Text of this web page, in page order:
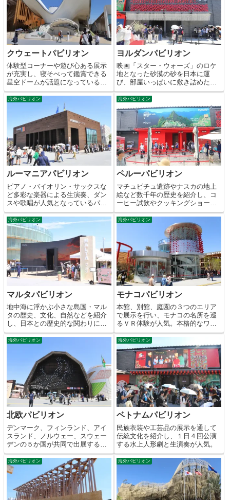
クウェートパビリオン
体験型コーナーや遊び心ある展示
が充実し、寝そべって鑑賞できる
星空ドームが話題になっている人
気パビリオン。
ヨルダンパビリオン
映画「スター・ウォーズ」のロケ
地となった砂漠の砂を日本に運
び、部屋いっぱいに敷き詰めた大
人気パビリオン。
海外パビリオン
ルーマニアパビリオン
ピアノ・バイオリン・サックスな
ど多彩な楽器による生演奏、ダン
スや歌唱が人気となっているパビ
リオン。
海外パビリオン
ペルーパビリオン
マチュピチュ遺跡やナスカの地上
絵など数千年の歴史を紹介し、コ
ーヒー試飲やクッキングショーも
人気。
海外パビリオン
マルタパビリオン
地中海に浮かぶ小さな島国・マル
タの歴史、文化、自然などを紹介
し、日本との歴史的な関わりにつ
いて解説。
海外パビリオン
モナコパビリオン
本館、別館、庭園の３つのエリア
で展示を行い、モナコの名所を巡
るＶＲ体験が人気。本格的なワイ
ンバーも完備。
海外パビリオン
北欧パビリオン
デンマーク、フィンランド、アイ
スランド、ノルウェー、スウェー
デンの５か国が共同で出展するパ
ビリオン。
海外パビリオン
ベトナムパビリオン
民族衣装や工芸品の展示を通して
伝統文化を紹介し、１日４回公演
する水上人形劇と生演奏が人気。
海外パビリオン 海外パビリオン